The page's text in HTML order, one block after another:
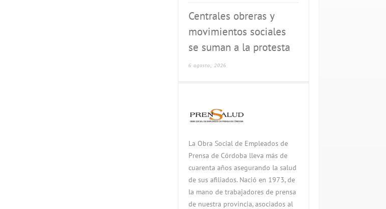
Centrales obreras y
movimientos sociales
se suman a la protesta
6 agosto, 2026
La Obra Social de Empleados de
Prensa de Córdoba lleva más de
cuarenta años asegurando la salud
de sus afiliados. Nació en 1973, de
la mano de trabajadores de prensa
de nuestra provincia, asociados al